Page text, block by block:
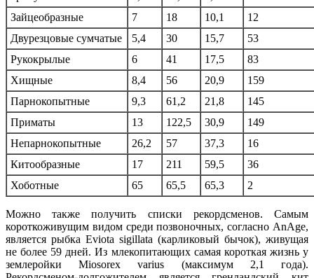
Зайцеобразные
7 18 10,1
12
Двурезцовые сумчатые
5,4 30 15,7
53
Рукокрылые
6 41 17,5
83
Хищные
8,4 56 20,9
159
Парнокопытные
9,3 61,2 21,8
145
Приматы
13 122,5 30,9
149
Непарнокопытные
26,2 57 37,3
16
Китообразные
17 211 59,5
36
Хоботные
65 65,5 65,3 2
Можно также получить списки рекордсменов. Самым
короткоживущим видом среди позвоночных, согласно AnAge,
является рыбка Eviota sigillata (карликовый бычок), живущая
не более 59 дней. Из млекопитающих самая короткая жизнь у
землеройки Miosorex varius (максимум 2,1 года).